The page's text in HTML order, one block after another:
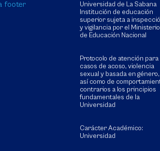
Universidad de La Sabana
Institución de educación
superior sujeta a
y vigilancia por el Ministerio
de Educación Nacional
Protocolo de atención para
casos de acoso, violencia
sexual y basada en género,
así como de
contrarios a los principios
fundamentales de la
Universidad
Carácter Académico:
Universidad